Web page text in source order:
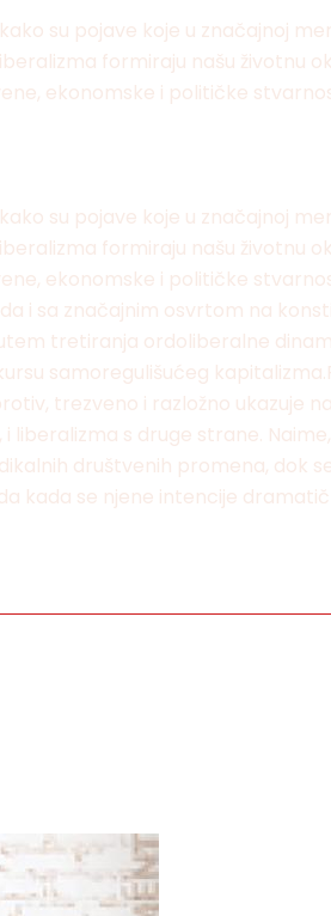
su pojave koje u značajnoj
formiraju našu životnu
ekonomske i političke
su pojave koje u značajnoj
formiraju našu životnu
ekonomske i političke
i sa značajnim osvrtom na
tretiranja ordoliberalne
samoregulišućeg
trezveno i razložno ukazuje
liberalizma s druge strane.
društvenih promena, dok
kada se njene intencije